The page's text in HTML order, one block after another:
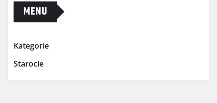
MENU
Kategorie
Starocie